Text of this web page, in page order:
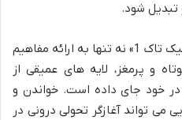
تبدیل شود.
این جملات، نشان می دهند که «تیک تاک 1» نه تنها به ارائه مفاهیم
و پرمغز، لایه های عمیقی از
خود جای داده است. خواندن و
می تواند آغازگر تحولی درونی در